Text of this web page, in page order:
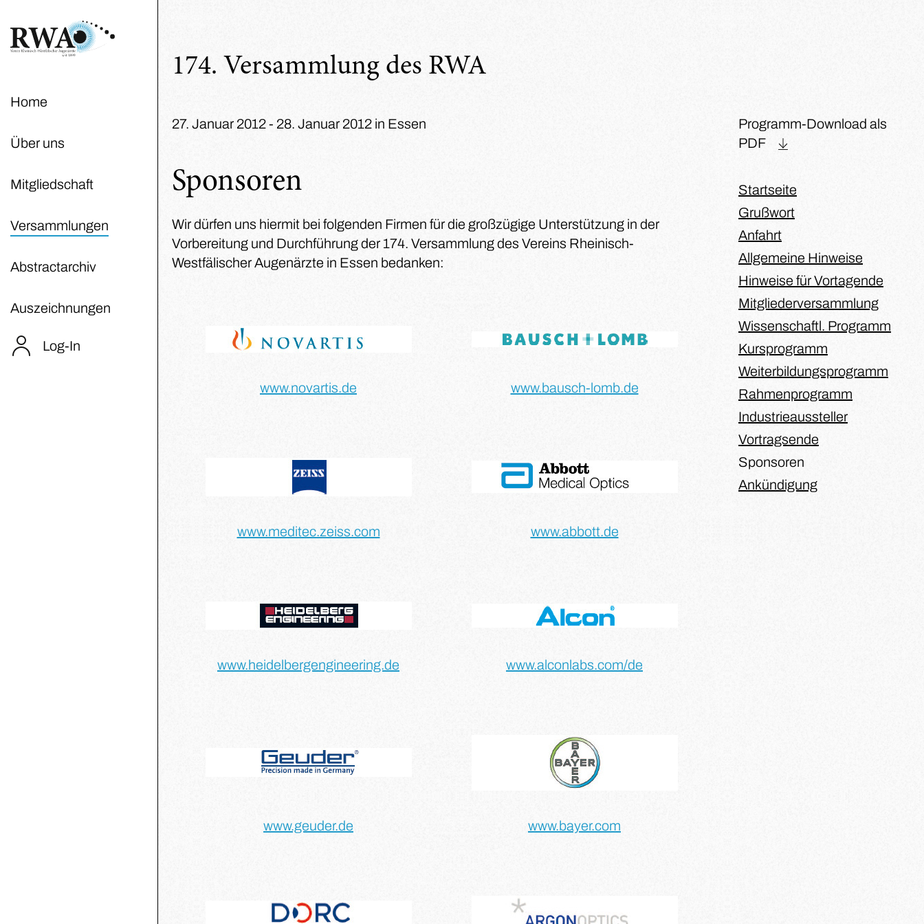
Home
Über uns
Mitgliedschaft
Versammlungen
Abstractarchiv
Auszeichnungen
Log-In
174. Versammlung des RWA
27. Januar 2012 - 28. Januar 2012 in Essen
Sponsoren
Wir dürfen uns hiermit bei folgenden Firmen für die großzügige Unterstützung in der
Vorbereitung und Durchführung der 174. Versammlung des Vereins Rheinisch-
Westfälischer Augenärzte in Essen bedanken:
www.novartis.de www.bausch-lomb.de
www.meditec.zeiss.com www.abbott.de
www.heidelbergengineering.de www.alconlabs.com/de
www.geuder.de www.bayer.com
Programm-Download als
PDF
Startseite
Grußwort
Anfahrt
Allgemeine Hinweise
Hinweise für Vortagende
Mitgliederversammlung
Wissenschaftl. Programm
Kursprogramm
Weiterbildungsprogramm
Rahmenprogramm
Industrieaussteller
Vortragsende
Sponsoren
Ankündigung